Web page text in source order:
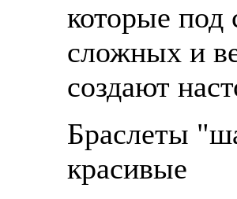
которые под
сложных и
создают
Браслеты
красивые